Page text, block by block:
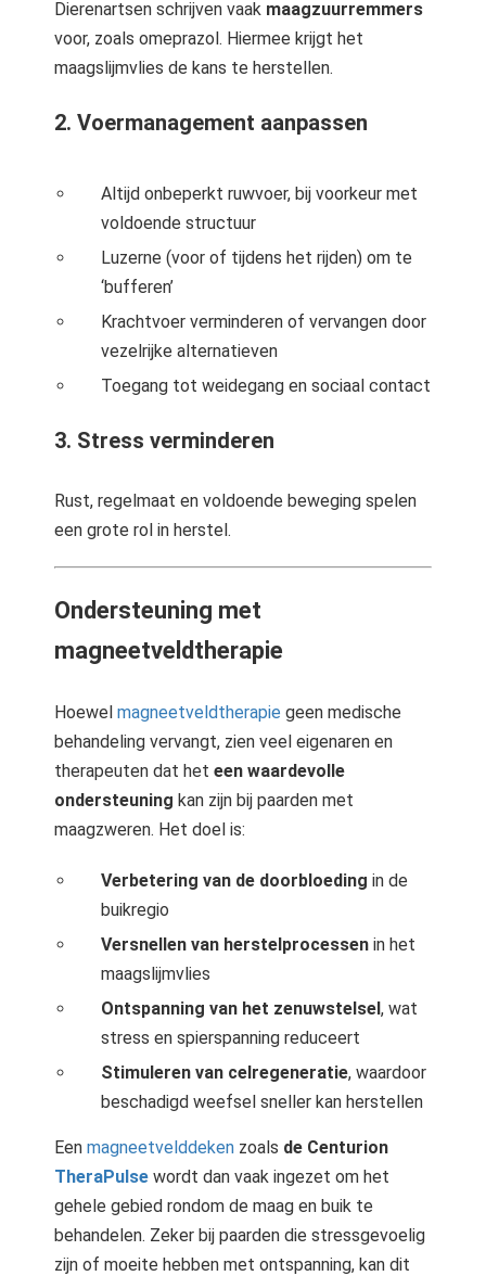
Dierenartsen schrijven vaak maagzuurremmers
voor, zoals omeprazol. Hiermee krijgt het
maagslijmvlies de kans te herstellen.
2. Voermanagement aanpassen
Altijd onbeperkt ruwvoer, bij voorkeur met
voldoende structuur
Luzerne (voor of tijdens het rijden) om te
‘bufferen’
Krachtvoer verminderen of vervangen door
vezelrijke alternatieven
Toegang tot weidegang en sociaal contact
3. Stress verminderen
Rust, regelmaat en voldoende beweging spelen
een grote rol in herstel.
Ondersteuning met
magneetveldtherapie
Hoewel magneetveldtherapie geen medische
behandeling vervangt, zien veel eigenaren en
therapeuten dat het een waardevolle
ondersteuning kan zijn bij paarden met
maagzweren. Het doel is:
Verbetering van de doorbloeding in de
buikregio
Versnellen van herstelprocessen in het
maagslijmvlies
Ontspanning van het zenuwstelsel, wat
stress en spierspanning reduceert
Stimuleren van celregeneratie, waardoor
beschadigd weefsel sneller kan herstellen
Een magneetvelddeken zoals de Centurion
TheraPulse wordt dan vaak ingezet om het
gehele gebied rondom de maag en buik te
behandelen. Zeker bij paarden die stressgevoelig
zijn of moeite hebben met ontspanning, kan dit